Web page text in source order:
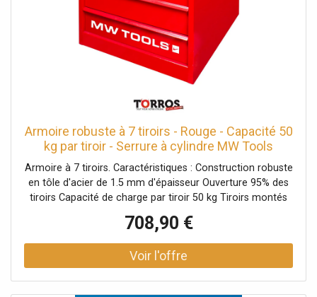
Armoire robuste à 7 tiroirs - Rouge - Capacité 50
kg par tiroir - Serrure à cylindre MW Tools
DERLK7
Armoire à 7 tiroirs. Caractéristiques : Construction robuste
en tôle d'acier de 1.5 mm d'épaisseur Ouverture 95% des
tiroirs Capacité de charge par tiroir 50 kg Tiroirs montés
sur roulements à billes Construction robuste en tôle
d'acier Serrure à cylindre Caoutchouc de protection au-
dessus Option : Séparations de tiroir - 751501304 Conçue
pour une installation fixe (pas pour les ateliers mobiles)
708,90 €